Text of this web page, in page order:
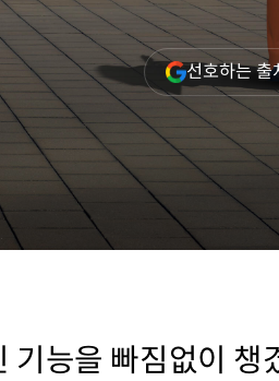
선호하는 출
기능을 빠짐없이 챙